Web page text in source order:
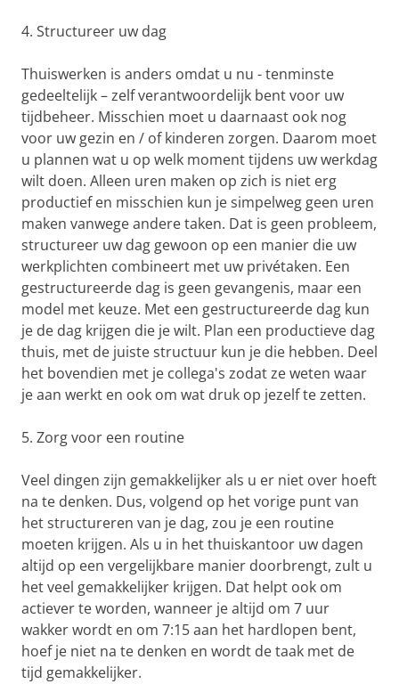
4. Structureer uw dag
Thuiswerken is anders omdat u nu - tenminste
gedeeltelijk – zelf verantwoordelijk bent voor uw
tijdbeheer. Misschien moet u daarnaast ook nog
voor uw gezin en / of kinderen zorgen. Daarom moet
u plannen wat u op welk moment tijdens uw werkdag
wilt doen. Alleen uren maken op zich is niet erg
productief en misschien kun je simpelweg geen uren
maken vanwege andere taken. Dat is geen probleem,
structureer uw dag gewoon op een manier die uw
werkplichten combineert met uw privétaken. Een
gestructureerde dag is geen gevangenis, maar een
model met keuze. Met een gestructureerde dag kun
je de dag krijgen die je wilt. Plan een productieve dag
thuis, met de juiste structuur kun je die hebben. Deel
het bovendien met je collega's zodat ze weten waar
je aan werkt en ook om wat druk op jezelf te zetten.
5. Zorg voor een routine
Veel dingen zijn gemakkelijker als u er niet over hoeft
na te denken. Dus, volgend op het vorige punt van
het structureren van je dag, zou je een routine
moeten krijgen. Als u in het thuiskantoor uw dagen
altijd op een vergelijkbare manier doorbrengt, zult u
het veel gemakkelijker krijgen. Dat helpt ook om
actiever te worden, wanneer je altijd om 7 uur
wakker wordt en om 7:15 aan het hardlopen bent,
hoef je niet na te denken en wordt de taak met de
tijd gemakkelijker.